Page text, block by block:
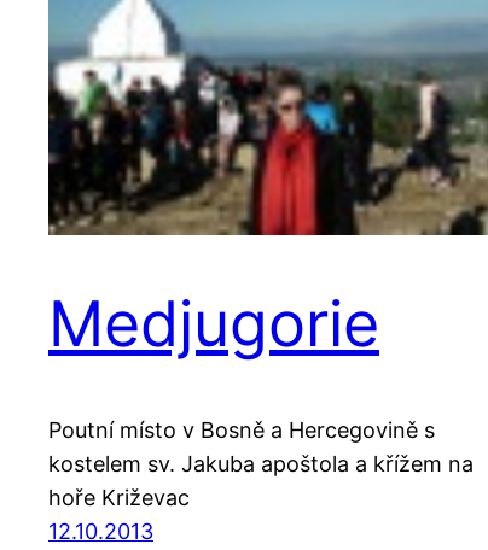
Medjugorie
Poutní místo v Bosně a Hercegovině s
kostelem sv. Jakuba apoštola a křížem na
hoře Križevac
12.10.2013